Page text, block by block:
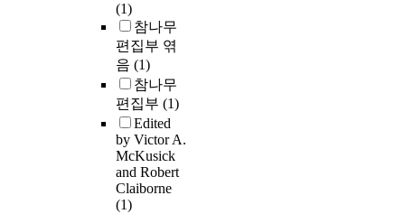
(1)
참나무
편집부 엮
음 (1)
참나무
편집부 (1)
Edited
by Victor A.
McKusick
and Robert
Claiborne
(1)